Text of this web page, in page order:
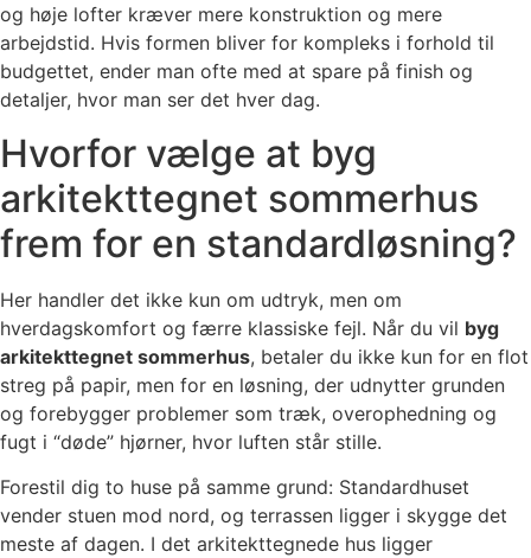
og høje lofter kræver mere konstruktion og mere
arbejdstid. Hvis formen bliver for kompleks i forhold til
budgettet, ender man ofte med at spare på finish og
detaljer, hvor man ser det hver dag.
Hvorfor vælge at byg
arkitekttegnet sommerhus
frem for en standardløsning?
Her handler det ikke kun om udtryk, men om
hverdagskomfort og færre klassiske fejl. Når du vil byg
arkitekttegnet sommerhus, betaler du ikke kun for en flot
streg på papir, men for en løsning, der udnytter grunden
og forebygger problemer som træk, overophedning og
fugt i “døde” hjørner, hvor luften står stille.
Forestil dig to huse på samme grund: Standardhuset
vender stuen mod nord, og terrassen ligger i skygge det
meste af dagen. I det arkitekttegnede hus ligger